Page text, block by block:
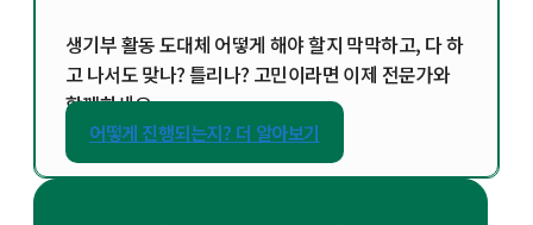
생기부 활동 도대체 어떻게 해야 할지 막막하고, 다 하
고 나서도 맞나? 틀리나? 고민이라면 이제 전문가와
함께하세요.
어떻게 진행되는지? 더 알아보기